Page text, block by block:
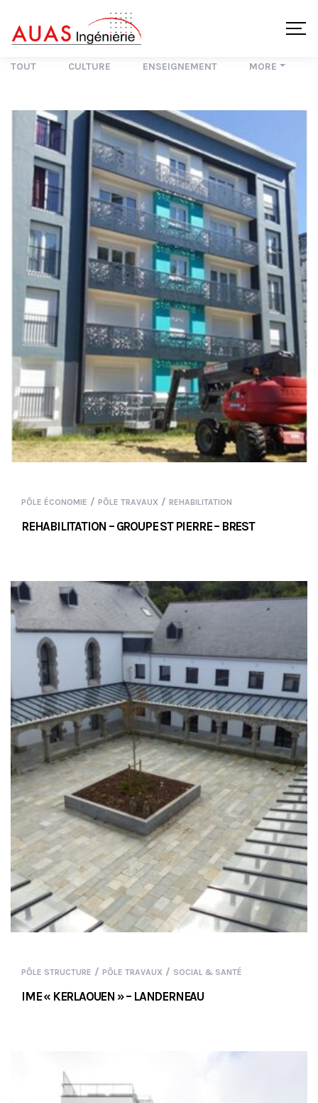
TOUT CULTURE ENSEIGNEMENT MORE
PÔLE ÉCONOMIE / PÔLE TRAVAUX / REHABILITATION
REHABILITATION – GROUPE ST PIERRE – BREST
PÔLE STRUCTURE / PÔLE TRAVAUX / SOCIAL & SANTÉ
IME « KERLAOUEN » – LANDERNEAU